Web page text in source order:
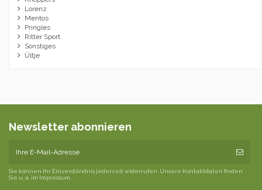
Lorenz
Mentos
Pringles
Ritter Sport
Sonstiges
Ültje
Newsletter abonnieren
Sie können Ihr Einverständnis jederzeit widerrufen. Unsere Kontaktdaten finden
Sie u. a. im Impressum.